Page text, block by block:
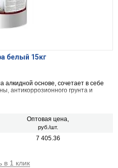
белый 15кг
алкидной основе, сочетает в себе
антикоррозионного грунта и
Оптовая цена,
руб./шт.
7 405.36
в 1 клик